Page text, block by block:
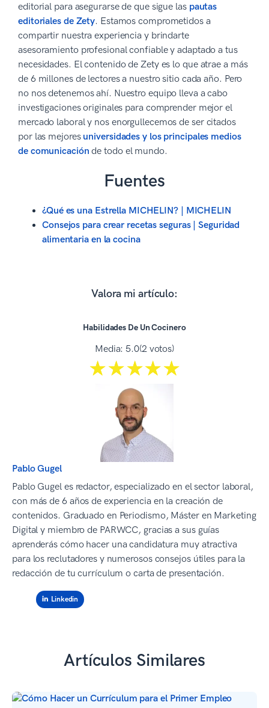
editorial para asegurarse de que sigue las pautas
editoriales de Zety. Estamos comprometidos a
compartir nuestra experiencia y brindarte
asesoramiento profesional confiable y adaptado a tus
necesidades. El contenido de Zety es lo que atrae a más
de 6 millones de lectores a nuestro sitio cada año. Pero
no nos detenemos ahí. Nuestro equipo lleva a cabo
investigaciones originales para comprender mejor el
mercado laboral y nos enorgullecemos de ser citados
por las mejores universidades y los principales medios
de comunicación de todo el mundo.
Fuentes
¿Qué es una Estrella MICHELIN? | MICHELIN
Consejos para crear recetas seguras | Seguridad
alimentaria en la cocina
Valora mi artículo:
Habilidades De Un Cocinero
Media:5.0(2 votos)
☆☆☆☆☆
★★★★★
Pablo Gugel
Pablo Gugel es redactor, especializado en el sector laboral,
con más de 6 años de experiencia en la creación de
contenidos. Graduado en Periodismo, Máster en Marketing
Digital y miembro de PARWCC, gracias a sus guías
aprenderás cómo hacer una candidatura muy atractiva
para los reclutadores y numerosos consejos útiles para la
redacción de tu currículum o carta de presentación.
Linkedin
Artículos Similares